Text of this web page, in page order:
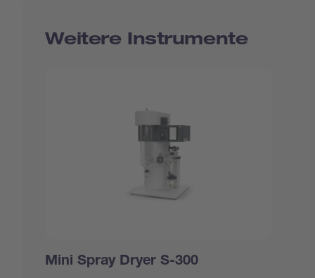
Weitere Instrumente
Mini Spray Dryer S-300